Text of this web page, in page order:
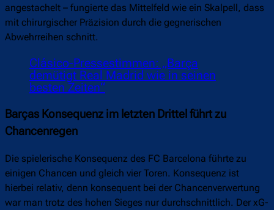
angestachelt – fungierte das Mittelfeld wie ein Skalpell, dass
mit chirurgischer Präzision durch die gegnerischen
Abwehrreihen schnitt.
Clásico-Pressestimmen: „Barça
demütigt Real Madrid wie in seinen
besten Zeiten“
Barças Konsequenz im letzten Drittel führt zu
Chancenregen
Die spielerische Konsequenz des FC Barcelona führte zu
einigen Chancen und gleich vier Toren. Konsequenz ist
hierbei relativ, denn konsequent bei der Chancenverwertung
war man trotz des hohen Sieges nur durchschnittlich. Der xG-